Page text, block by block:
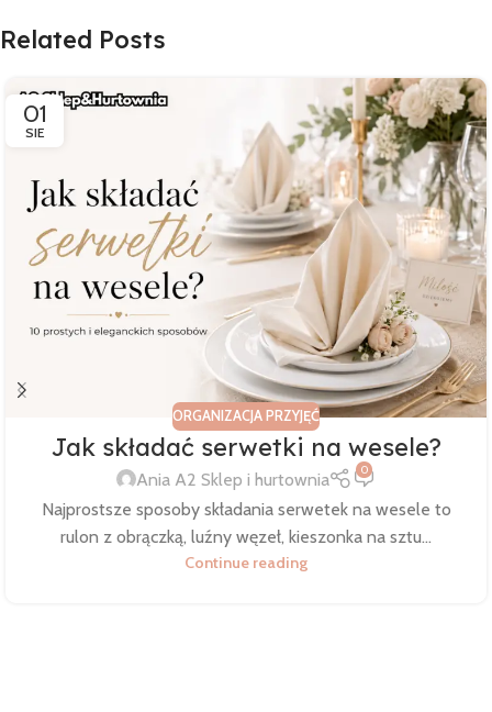
Related Posts
01
SIE
ORGANIZACJA PRZYJĘĆ
Jak składać serwetki na wesele?
Ania A2 Sklep i hurtownia 0
Najprostsze sposoby składania serwetek na wesele to
rulon z obrączką, luźny węzeł, kieszonka na sztu...
Continue reading